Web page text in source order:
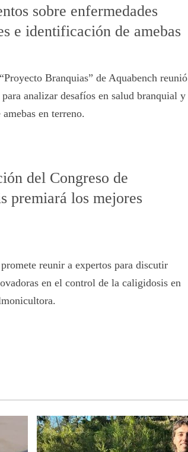
sobre enfermedades
e identificación de amebas
Branquias” de Aquabench reunió
para analizar desafíos en salud branquial y
en terreno.
del Congreso de
premiará los mejores
reunir a expertos para discutir
en el control de la caligidosis en